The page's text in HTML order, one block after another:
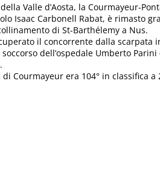
Valle d’Aosta, la Courmayeur-
Isaac Carbonell Rabat, è rimasto
di St-Barthélemy a Nus.
il concorrente dalla scarpata
dell’ospedale Umberto
Courmayeur era 104° in classifica a